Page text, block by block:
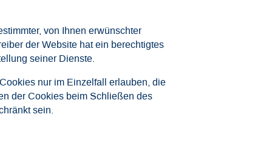
von Ihnen erwünschter
der Website hat ein berechtigtes
seiner Dienste.
nur im Einzelfall erlauben, die
der Cookies beim Schließen des
sein.